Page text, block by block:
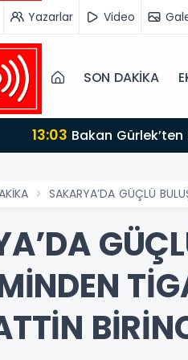
Yazarlar Video
SON DAKİKA
13:03
Düzenlemeye Hazırız"
SAKARYA’DA GÜÇLÜ